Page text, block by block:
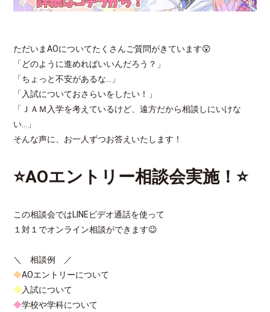
ただいまAOについてたくさんご質問がきています😲
「どのように進めればいいんだろう？」
「ちょっと不安があるな…」
「入試についておさらいをしたい！」
「ＪＡＭ入学を考えているけど、遠方だから相談しにいけな
い…」
そんな声に、お一人ずつお答えいたします！
⭐AOエントリー相談会実施！⭐
この相談会ではLINEビデオ通話を使って
１対１でオンライン相談ができます😉
＼ 相談例 ／
◆AOエントリーについて
◆入試について
◆学校や学科について